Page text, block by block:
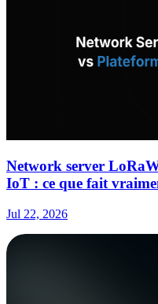
Network server
IoT : ce que fait
Jul 22, 2026